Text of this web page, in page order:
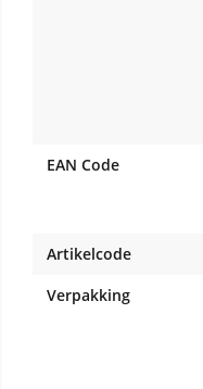
EAN Code
Artikelcode
Verpakking